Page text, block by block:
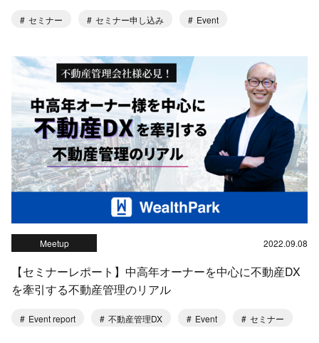
セミナー セミナー申し込み Event
Meetup 2022.09.08
【セミナーレポート】中高年オーナーを中心に不動産DX
を牽引する不動産管理のリアル
Event report 不動産管理DX Event セミナー